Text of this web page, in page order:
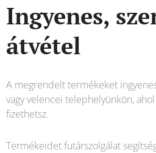
Ingyenes,
átvétel
A megrendelt termékeket
vagy velencei telephelyünkön,
fizethetsz.
Termékeidet futárszolgálat